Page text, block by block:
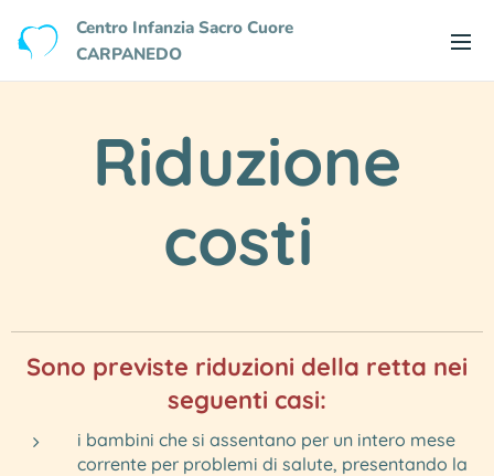
Centro Infanzia Sacro Cuore
CARPANEDO
Riduzione
costi
Sono previste riduzioni della retta nei
seguenti casi:
i bambini che si assentano per un intero mese
corrente per problemi di salute, presentando la